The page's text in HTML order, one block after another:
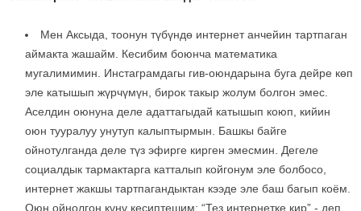
Мен Аксыда, тоонун түбүндө интернет анчейин тартпаган
аймакта жашайм. Кесибим боюнча математика
мугалимимин. Инстаграмдагы гив-оюндарына буга дейре көп
эле катышып жүрчүмүн, бирок такыр жолум болгон эмес.
Аселдин оюнуна деле адаттагыдай катышып коюп, кийин
оюн тууралуу унутуп калыптырмын. Башкы байге
ойнотулганда деле түз эфирге кирген эмесмин. Дегеле
социалдык тармактарга катталып койгонум эле болбосо,
интернет жакшы тартпагандыктан кээде эле баш багып коём.
Оюн ойнолгон күнү кесиптешим: “Тез интернетке кир”,- деп